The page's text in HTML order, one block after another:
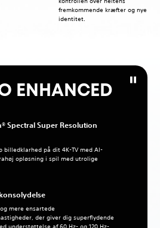
fremkommende kræfter og nye
identitet.
ENHANCED
Spectral Super Resolution
billedklarhed på dit 4K-TV med AI-
opløsning i spil med utrolige
mere ensartede
der giver dig superflydende